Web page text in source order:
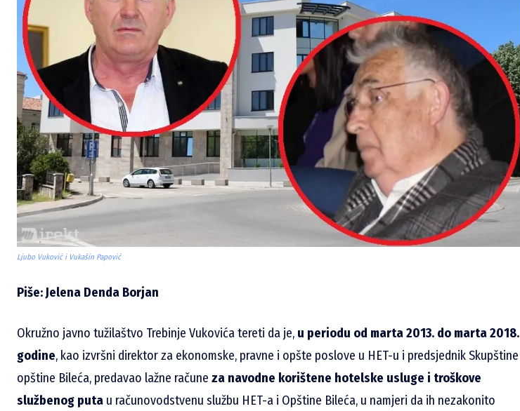
Ljubo Vuković i Vukašin Papović
Piše: Jelena Denda Borjan
Okružno javno tužilaštvo Trebinje Vukovića tereti da je, u periodu od marta 2013. do marta 2018.
godine, kao izvršni direktor za ekonomske, pravne i opšte poslove u HET-u i predsjednik Skupštine
opštine Bileća, predavao lažne račune za navodne korištene hotelske usluge i troškove
službenog puta u računovodstvenu službu HET-a i Opštine Bileća, u namjeri da ih nezakonito